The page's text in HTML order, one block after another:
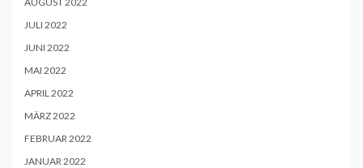
JULI 2022
JUNI 2022
MAI 2022
APRIL 2022
MÄRZ 2022
FEBRUAR 2022
JANUAR 2022